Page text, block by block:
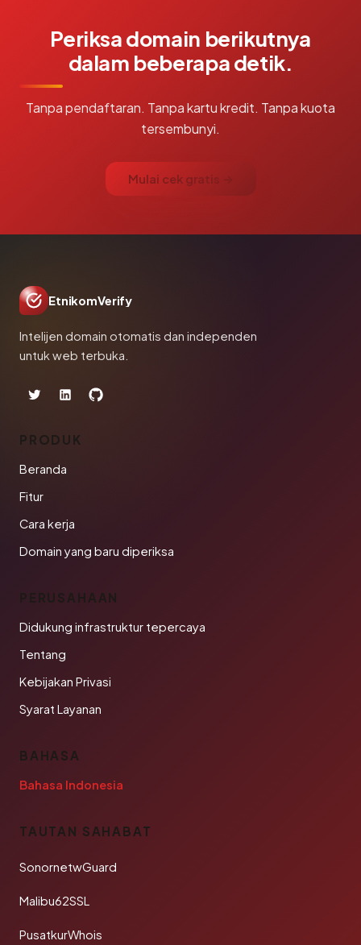
Periksa domain berikutnya
dalam beberapa detik.
Tanpa pendaftaran. Tanpa kartu kredit. Tanpa kuota
tersembunyi.
Mulai cek gratis →
EtnikomVerify
Intelijen domain otomatis dan independen
untuk web terbuka.
PRODUK
Beranda
Fitur
Cara kerja
Domain yang baru diperiksa
PERUSAHAAN
Didukung infrastruktur tepercaya
Tentang
Kebijakan Privasi
Syarat Layanan
BAHASA
Bahasa Indonesia
TAUTAN SAHABAT
SonornetwGuard
Malibu62SSL
PusatkurWhois